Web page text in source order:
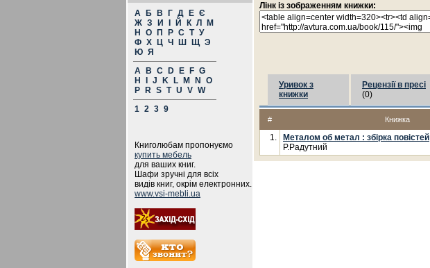
А Б В Г Д Е Є
Ж З И Й К Л
М
Н
О П Р С Т У
Ф Х Ц Ч Ш Щ Э
Ю Я
A
B C D E F G
H
J K L M N
O
P
R S T U V W
1 2 3 9
Книголюбам пропонуємо
купить мебель
для ваших книг.
Шафи зручні для всіх
видів книг, окрім електронних.
www.vsi-mebli.ua
Лінк із зображенням книжки:
Уривок з
книжки
Рецензії в пресі
(0)
# Книжка
1.
Металом об метал : збірка повістей
Р.Радутний